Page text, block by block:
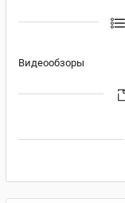
Видеообзоры